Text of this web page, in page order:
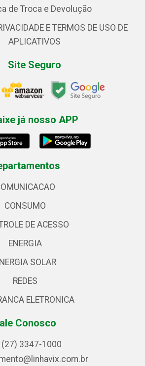
de Troca e Devolução
E TERMOS DE USO DE
APLICATIVOS
Site Seguro
já nosso APP
CONSUMO
DE ACESSO
ENERGIA
SOLAR
REDES
ELETRONICA
Conosco
(27) 3347-1000